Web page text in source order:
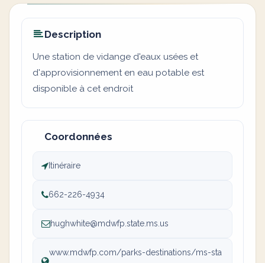
Description
Une station de vidange d'eaux usées et
d'approvisionnement en eau potable est
disponible à cet endroit
Coordonnées
Itinéraire
662-226-4934
hughwhite@mdwfp.state.ms.us
www.mdwfp.com/parks-destinations/ms-sta